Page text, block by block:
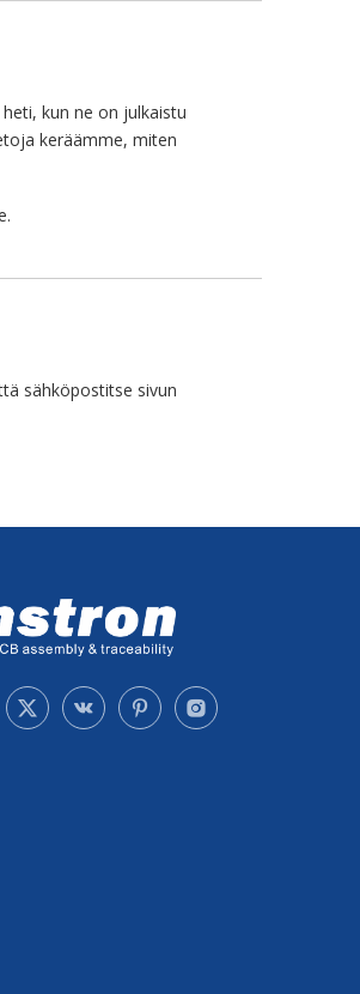
kun ne on julkaistu
keräämme, miten
sähköpostitse sivun